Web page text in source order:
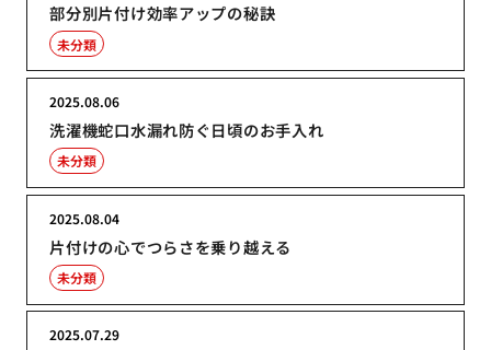
部分別片付け効率アップの秘訣
未分類
洗濯機蛇口水漏れ防ぐ日頃のお手入れ
2025.08.06
未分類
片付けの心でつらさを乗り越える
2025.08.04
未分類
2025.07.29